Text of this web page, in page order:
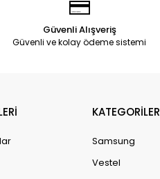
Güvenli Alışveriş
Güvenli ve kolay ödeme sistemi
KATEGORİLER
Samsung
Vestel